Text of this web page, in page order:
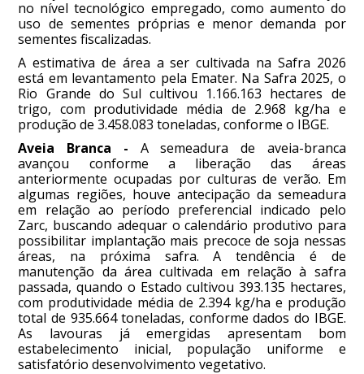
no nível tecnológico empregado, como aumento do
uso de sementes próprias e menor demanda por
sementes fiscalizadas.
A estimativa de área a ser cultivada na Safra 2026
está em levantamento pela Emater. Na Safra 2025, o
Rio Grande do Sul cultivou 1.166.163 hectares de
trigo, com produtividade média de 2.968 kg/ha e
produção de 3.458.083 toneladas, conforme o IBGE.
Aveia Branca - A semeadura de aveia-branca
avançou conforme a liberação das áreas
anteriormente ocupadas por culturas de verão. Em
algumas regiões, houve antecipação da semeadura
em relação ao período preferencial indicado pelo
Zarc, buscando adequar o calendário produtivo para
possibilitar implantação mais precoce de soja nessas
áreas, na próxima safra. A tendência é de
manutenção da área cultivada em relação à safra
passada, quando o Estado cultivou 393.135 hectares,
com produtividade média de 2.394 kg/ha e produção
total de 935.664 toneladas, conforme dados do IBGE.
As lavouras já emergidas apresentam bom
estabelecimento inicial, população uniforme e
satisfatório desenvolvimento vegetativo.